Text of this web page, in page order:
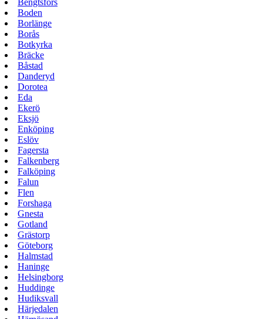
Bengtsfors
Boden
Borlänge
Borås
Botkyrka
Bräcke
Båstad
Danderyd
Dorotea
Eda
Ekerö
Eksjö
Enköping
Eslöv
Fagersta
Falkenberg
Falköping
Falun
Flen
Forshaga
Gnesta
Gotland
Grästorp
Göteborg
Halmstad
Haninge
Helsingborg
Huddinge
Hudiksvall
Härjedalen